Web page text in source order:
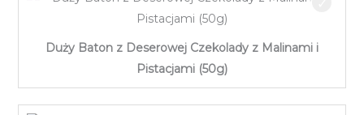
Duży Baton z Deserowej Czekolady z Malinami i
Pistacjami (50g)